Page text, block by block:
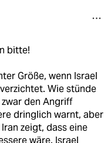
bitte!
Größe, wenn Israel
Wie stünde
den Angriff
dringlich warnt, aber
zeigt, dass eine
wäre. Israel